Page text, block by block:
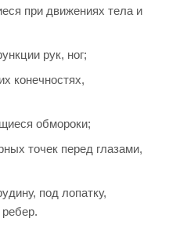
при движениях тела и
рук, ног;
конечностях,
обмороки;
точек перед глазами,
под лопатку,